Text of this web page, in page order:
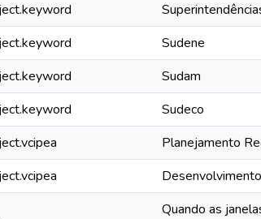
Sudene
Sudam
Sudeco
Planejamento
Quando as